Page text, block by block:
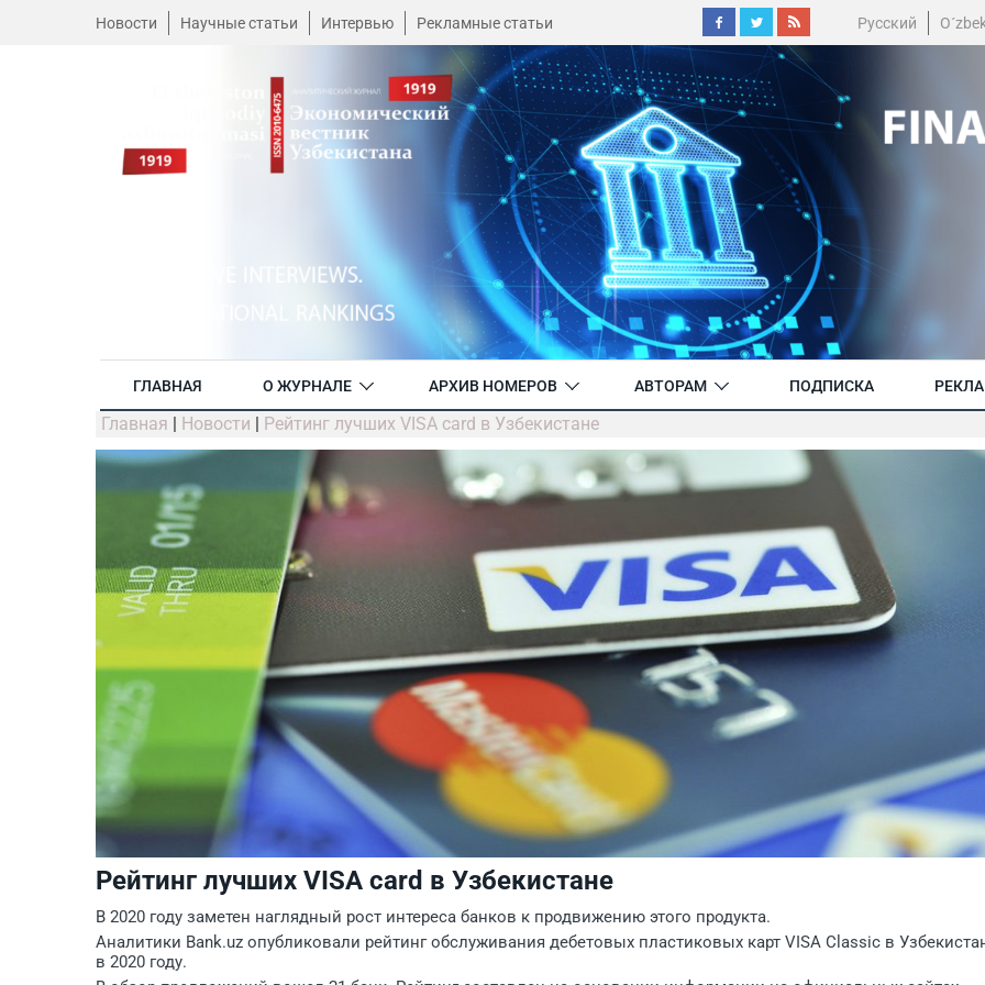
Новости Научные статьи Интервью Рекламные статьи Русский
ГЛАВНАЯ О ЖУРНАЛЕ АРХИВ НОМЕРОВ АВТОРАМ ПОДПИСКА
Главная | Новости | Рейтинг лучших VISA card в Узбекистане
Рейтинг лучших VISA card в Узбекистане
В 2020 году заметен наглядный рост интереса банков к продвижению этого продукта.
Аналитики Bank.uz опубликовали рейтинг обслуживания дебетовых пластиковых карт VISA Classic в
в 2020 году.